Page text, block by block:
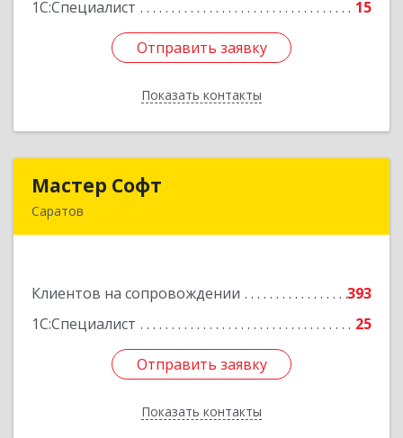
1С:Специалист 15
Отправить заявку
Показать контакты
Отправить заявку
Назад
Мастер Софт
Саратов
Клиентов на сопровождении
393
1С:Специалист
25
Отправить заявку
Показать контакты
Подробнее
Отправить заявку
Назад